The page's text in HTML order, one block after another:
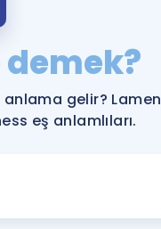
YDS ve YÖKDİL
YDS ve YÖKDİL'e
Tüm ÖSYM
demek?
gelir?
eş anlamlıları.